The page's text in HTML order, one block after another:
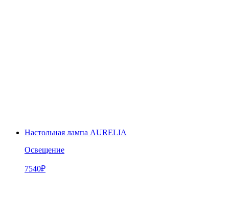
Настольная лампа AURELIA
Освещение
7540₽